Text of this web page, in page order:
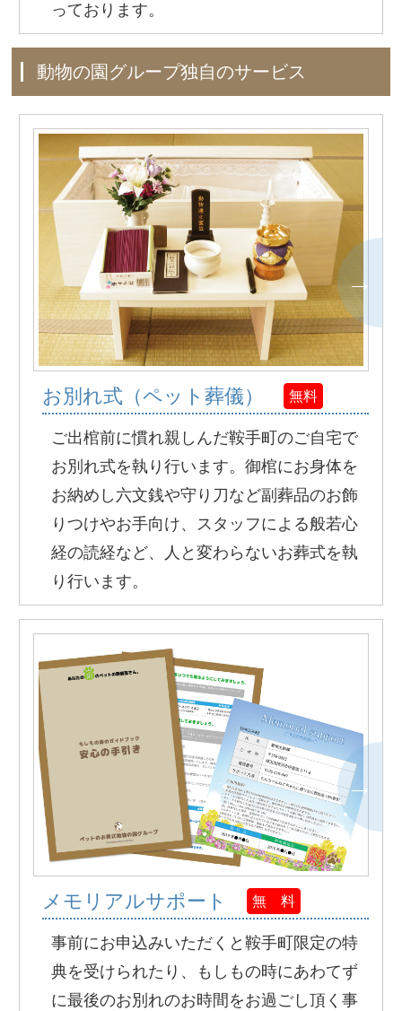
っております。
動物の園グループ独自のサービス
お別れ式（ペット葬儀） 無料
ご出棺前に慣れ親しんだ鞍手町のご自宅で
お別れ式を執り行います。御棺にお身体を
お納めし六文銭や守り刀など副葬品のお飾
りつけやお手向け、スタッフによる般若心
経の読経など、人と変わらないお葬式を執
り行います。
メモリアルサポート 無 料
事前にお申込みいただくと鞍手町限定の特
典を受けられたり、もしもの時にあわてず
に最後のお別れのお時間をお過ごし頂く事